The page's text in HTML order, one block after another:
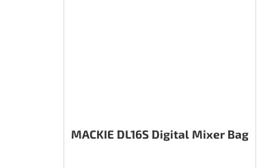
MACKIE DL16S Digital Mixer Bag